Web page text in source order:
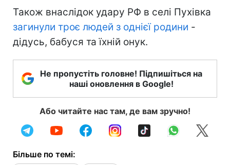
Також внаслідок удару РФ в селі Пухівка
загинули троє людей з однієї родини -
дідусь, бабуся та їхній онук.
Не пропустіть головне! Підпишіться на
наші оновлення в Google!
Або читайте нас там, де вам зручно!
Більше по темі: